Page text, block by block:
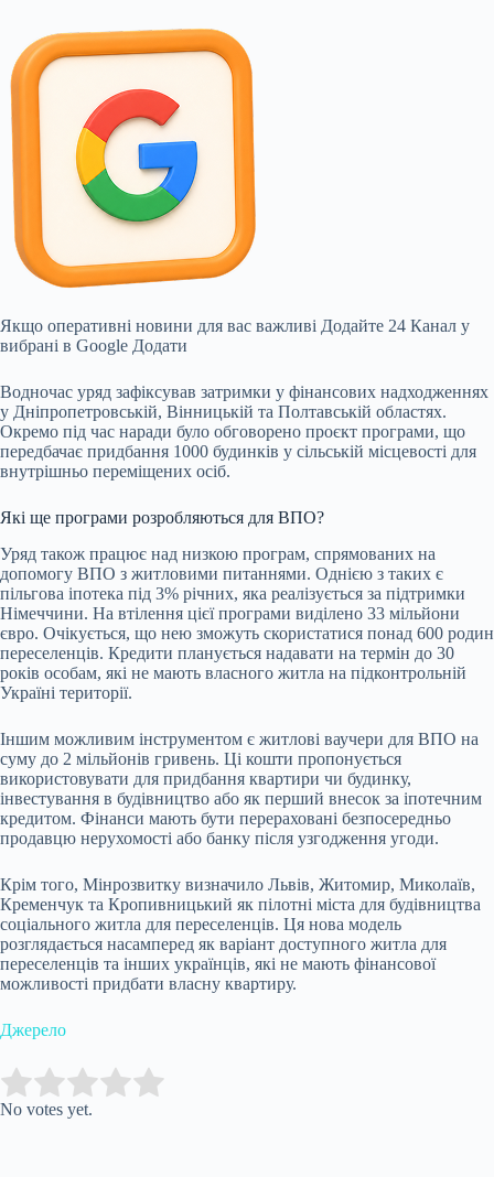
Якщо оперативні новини для вас важливі Додайте 24 Канал у
вибрані в Google Додати
Водночас уряд зафіксував затримки у фінансових надходженнях
у Дніпропетровській, Вінницькій та Полтавській областях.
Окремо під час наради було обговорено проєкт програми, що
передбачає придбання 1000 будинків у сільській місцевості для
внутрішньо переміщених осіб.
Які ще програми розробляються для ВПО?
Уряд також працює над низкою програм, спрямованих на
допомогу ВПО з житловими питаннями. Однією з таких є
пільгова іпотека під 3% річних, яка реалізується за підтримки
Німеччини. На втілення цієї програми виділено 33 мільйони
євро. Очікується, що нею зможуть скористатися понад 600 родин
переселенців. Кредити планується надавати на термін до 30
років особам, які не мають власного житла на підконтрольній
Україні території.
Іншим можливим інструментом є житлові ваучери для ВПО на
суму до 2 мільйонів гривень. Ці кошти пропонується
використовувати для придбання квартири чи будинку,
інвестування в будівництво або як перший внесок за іпотечним
кредитом. Фінанси мають бути перераховані безпосередньо
продавцю нерухомості або банку після узгодження угоди.
Крім того, Мінрозвитку визначило Львів, Житомир, Миколаїв,
Кременчук та Кропивницький як пілотні міста для будівництва
соціального житла для переселенців. Ця нова модель
розглядається насамперед як варіант доступного житла для
переселенців та інших українців, які не мають фінансової
можливості придбати власну квартиру.
Джерело
Rate this item:
No votes yet.